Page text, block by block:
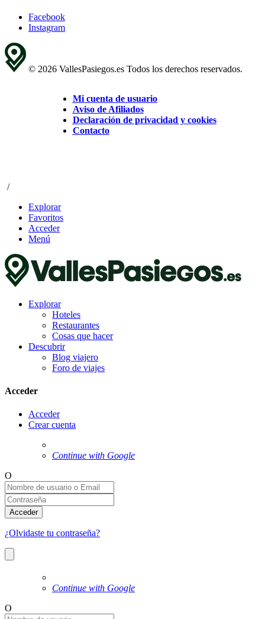
Facebook
Instagram
© 2026 VallesPasiegos.es Todos los derechos reservados.
Mi cuenta de usuario
Aviso de Afiliados
Declaración de privacidad y cookies
Contacto
/
Explorar
Favoritos
Acceder
Menú
Explorar
Hoteles
Restaurantes
Cosas que hacer
Descubrir
Blog viajero
Foro de viajes
Acceder
Acceder
Crear cuenta
Continue with Google
O
Acceder
¿Olvidaste tu contraseña?
Continue with Google
O